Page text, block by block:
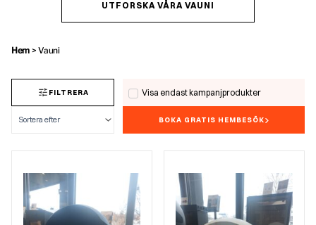
UTFORSKA VÅRA VAUNI
Hem >Vauni
FILTRERA Visa endast kampanjprodukter
BOKA GRATIS HEMBESÖK